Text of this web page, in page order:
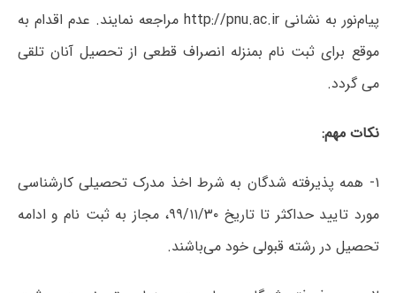
پیام‌نور به نشانیhttp://pnu.ac.ir مراجعه نمایند. عدم اقدام به
موقع برای ثبت نام بمنزله انصراف قطعی از تحصیل آنان تلقی
می گردد.
نکات مهم:
۱- همه پذیرفته شدگان به شرط اخذ مدرک تحصیلی کارشناسی
مورد تایید حداکثر تا تاریخ ۹۹/۱۱/۳۰، مجاز به ثبت نام و ادامه
تحصیل در رشته قبولی خود می‌باشند.